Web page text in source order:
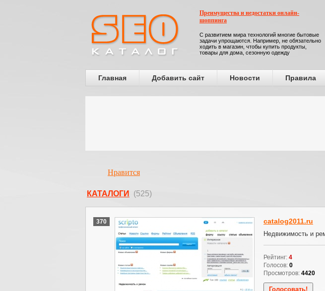
Преимущества и недостатки онлайн-
шоппинга
С развитием мира технологий многие бытовые
задачи упрощаются. Например, не обязательно
ходить в магазин, чтобы купить продукты,
товары для дома, сезонную одежду
Главная Добавить сайт Новости Правила
Нравится
КАТАЛОГИ (525)
370 catalog2011.ru
Недвижимость и
Рейтинг: 4
Голосов: 0
Просмотров: 4420